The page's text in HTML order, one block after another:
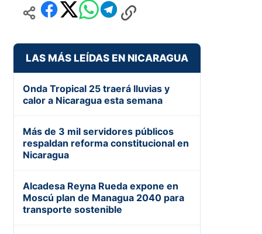
LAS MÁS LEÍDAS EN NICARAGUA
Onda Tropical 25 traerá lluvias y
calor a Nicaragua esta semana
Más de 3 mil servidores públicos
respaldan reforma constitucional en
Nicaragua
Alcadesa Reyna Rueda expone en
Moscú plan de Managua 2040 para
transporte sostenible